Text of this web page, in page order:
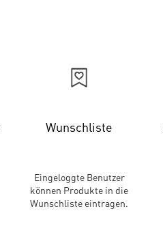
Wunschliste
Eingeloggte Benutzer
können Produkte in die
Wunschliste eintragen.